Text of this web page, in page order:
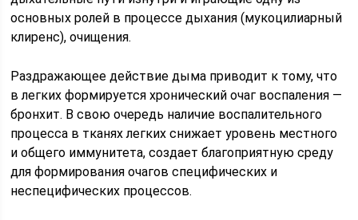
основных ролей в процессе дыхания (мукоцилиарный
клиренс), очищения.
Раздражающее действие дыма приводит к тому, что
в легких формируется хронический очаг воспаления —
бронхит. В свою очередь наличие воспалительного
процесса в тканях легких снижает уровень местного
и общего иммунитета, создает благоприятную среду
для формирования очагов специфических и
неспецифических процессов.